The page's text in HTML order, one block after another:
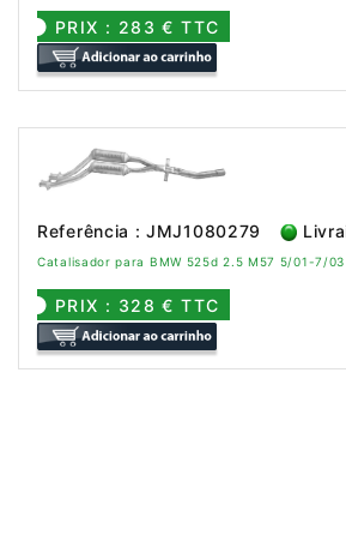
PRIX : 283 € TTC
Referência : JMJ1080279
Catalisador para BMW 525d 2.5 M57 5/01-7/03
PRIX : 328 € TTC